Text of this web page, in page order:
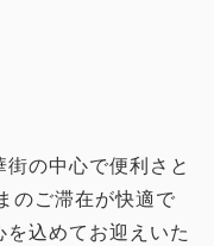
大人1名1 室
税・手数料込
12,330
の中心で便利さと
のご滞在が快適で
込めてお迎えいた